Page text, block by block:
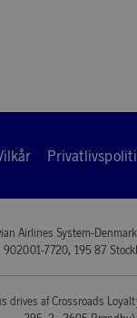
Airlines System-
902001-7720, 195 87
drives af Crossroads